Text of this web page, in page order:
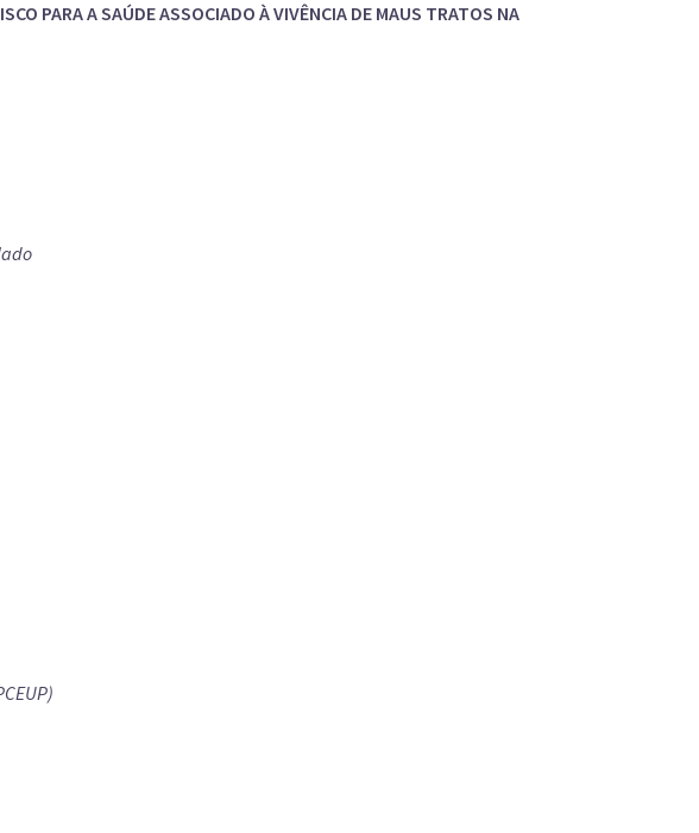
PARA A SAÚDE ASSOCIADO À VIVÊNCIA DE MAUS TRATOS NA